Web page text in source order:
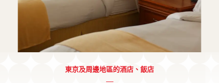
東京及周邊地區的酒店、飯店